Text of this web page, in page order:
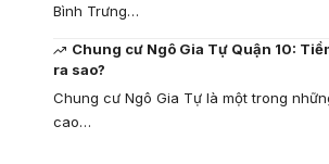
Bình Trưng…
Chung cư Ngô Gia Tự Quận 10:
ra sao?
Chung cư Ngô Gia Tự là một trong
cao…